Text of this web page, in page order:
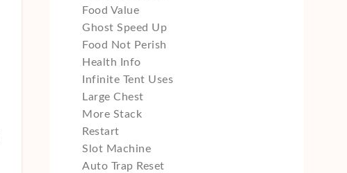
Food Value
Ghost Speed Up
Food Not Perish
Health Info
Infinite Tent Uses
Large Chest
More Stack
Restart
Slot Machine
Auto Trap Reset